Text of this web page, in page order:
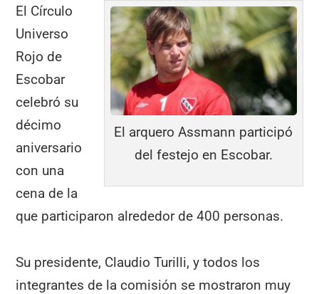
A
p
p
a
m
ar
tir
El arquero Assmann participó
del festejo en Escobar.
El Círculo
Universo
Rojo de
Escobar
celebró su
décimo
aniversario
con una
cena de la
que participaron alrededor de 400 personas.
Su presidente, Claudio Turilli, y todos los
integrantes de la comisión se mostraron muy